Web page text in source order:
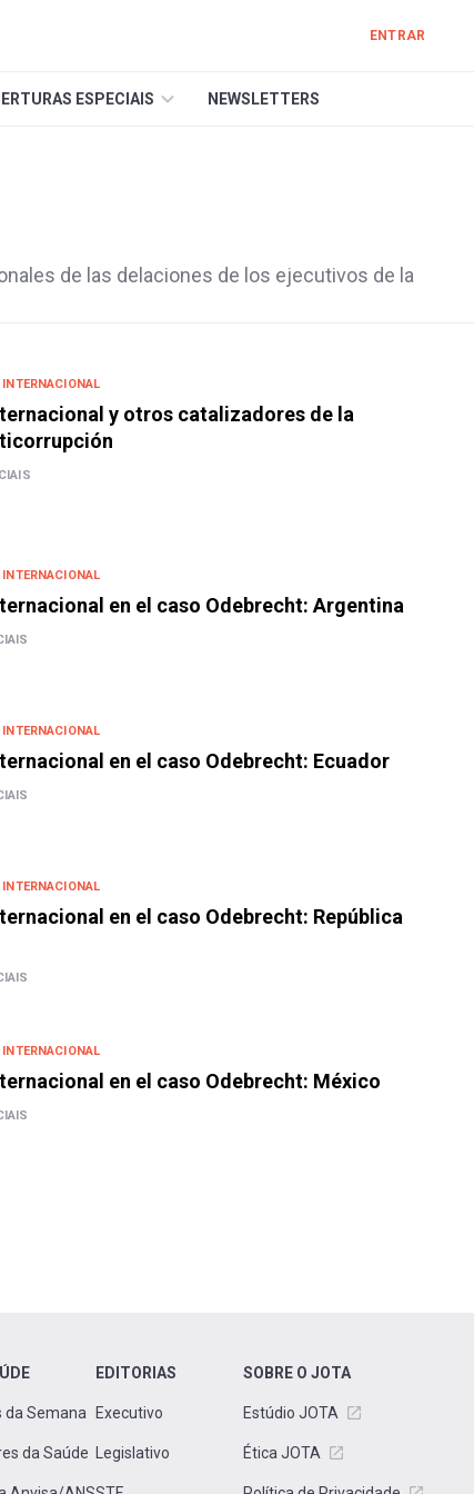
ENTRAR
ESPECIAIS NEWSLETTERS
de las delaciones de los ejecutivos de la
y otros catalizadores de la
en el caso Odebrecht: Argentina
en el caso Odebrecht: Ecuador
en el caso Odebrecht: República
en el caso Odebrecht: México
da Semana
da Saúde
EDITORIAS
Executivo
Legislativo
SOBRE O JOTA
Estúdio JOTA
Ética JOTA